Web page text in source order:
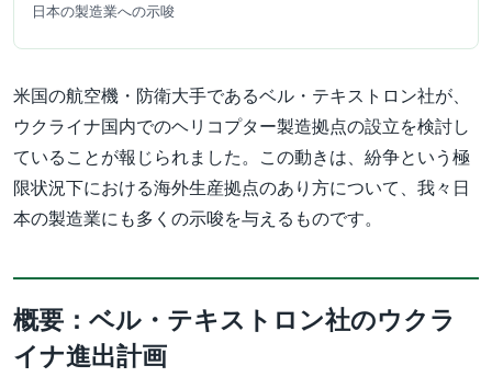
日本の製造業への示唆
米国の航空機・防衛大手であるベル・テキストロン社が、
ウクライナ国内でのヘリコプター製造拠点の設立を検討し
ていることが報じられました。この動きは、紛争という極
限状況下における海外生産拠点のあり方について、我々日
本の製造業にも多くの示唆を与えるものです。
概要：ベル・テキストロン社のウクラ
イナ進出計画